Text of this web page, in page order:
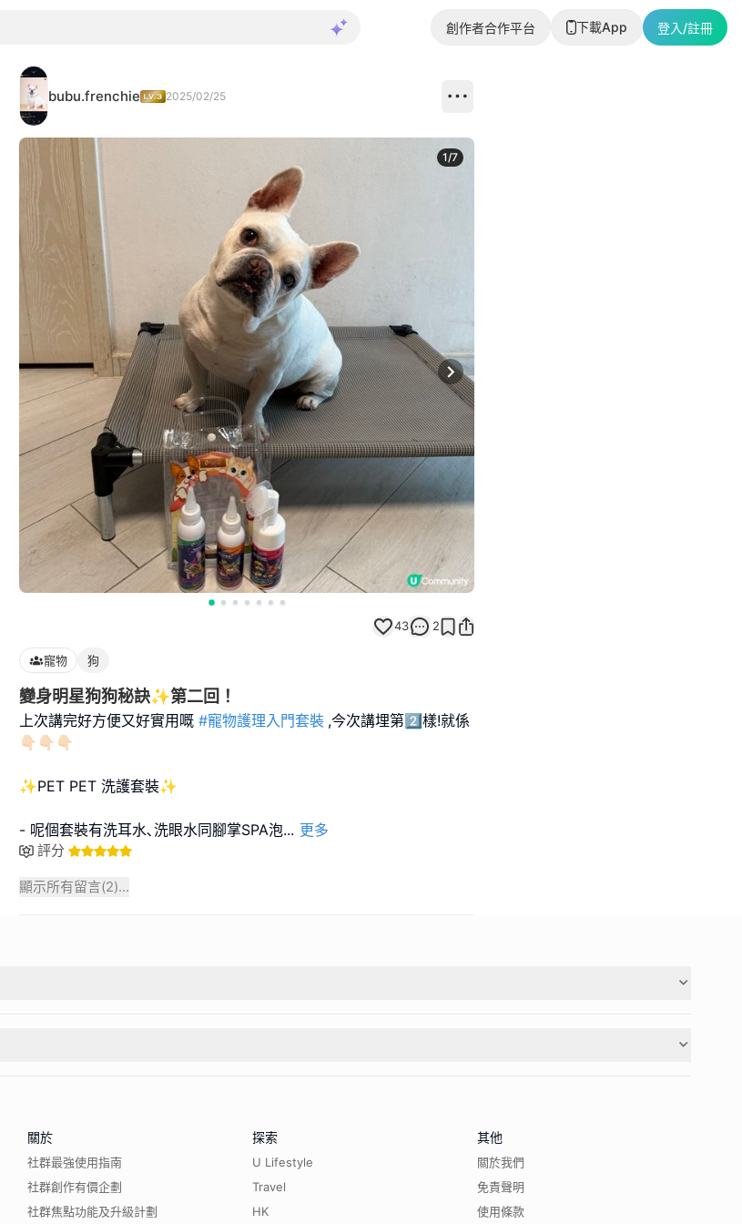
創作者合作平台 下載App 登入/註冊
bubu.frenchie 2025/02/25
Next slide
1/7
43 2
寵物 狗
變身明星狗狗秘訣✨第二回！
上次講完好方便又好實用嘅 #寵物護理入門套裝 ,今次講埋第2️⃣樣!就係
👇🏻👇🏻👇🏻
✨PET PET 洗護套裝✨
- 呢個套裝有洗耳水､洗眼水同腳掌SPA泡... 更多
評分
顯示所有留言(2)...
關於
社群最強使用指南
社群創作有價企劃
社群焦點功能及升級計劃
探索
U Lifestyle
Travel
HK
其他
關於我們
免責聲明
使用條款